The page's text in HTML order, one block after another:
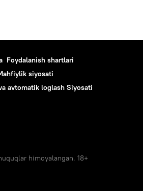
Foydalanish shartlari
siyosati
avtomatik loglash Siyosati
himoyalangan. 18+